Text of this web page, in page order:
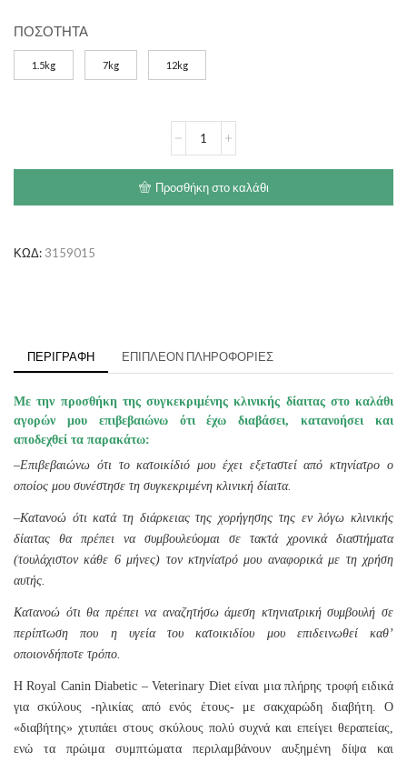
ΠΟΣΟΤΗΤΑ
1.5kg 7kg 12kg
CANIN
Προσθήκη στο καλάθι
ΚΩΔ: 3159015
ΠΕΡΙΓΡΑΦΉ ΕΠΙΠΛΈΟΝ ΠΛΗΡΟΦΟΡΊΕΣ
Με την προσθήκη της συγκεκριμένης κλινικής δίαιτας στο καλάθι
αγορών μου επιβεβαιώνω ότι έχω διαβάσει, κατανοήσει και
αποδεχθεί τα παρακάτω:
–Επιβεβαιώνω ότι το κατοικίδιό μου έχει εξεταστεί από κτηνίατρο ο
οποίος μου συνέστησε τη συγκεκριμένη κλινική δίαιτα.
–Κατανοώ ότι κατά τη διάρκειας της χορήγησης της εν λόγω κλινικής
δίαιτας θα πρέπει να συμβουλεύομαι σε τακτά χρονικά διαστήματα
(τουλάχιστον κάθε 6 μήνες) τον κτηνίατρό μου αναφορικά με τη χρήση
αυτής.
Κατανοώ ότι θα πρέπει να αναζητήσω άμεση κτηνιατρική συμβουλή σε
περίπτωση που η υγεία του κατοικιδίου μου επιδεινωθεί καθ’
οποιονδήποτε τρόπο.
Η Royal Canin Diabetic – Veterinary Diet είναι μια πλήρης τροφή ειδικά
για σκύλους -ηλικίας από ενός έτους- με σακχαρώδη διαβήτη. Ο
«διαβήτης» χτυπάει στους σκύλους πολύ συχνά και επείγει θεραπείας,
ενώ τα πρώιμα συμπτώματα περιλαμβάνουν αυξημένη δίψα και